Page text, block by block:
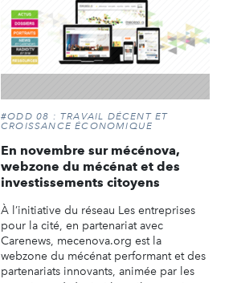
#ODD 08 : TRAVAIL DÉCENT ET
CROISSANCE ÉCONOMIQUE
En novembre sur mécénova,
webzone du mécénat et des
investissements citoyens
À l’initiative du réseau Les entreprises
pour la cité, en partenariat avec
Carenews, mecenova.org est la
webzone du mécénat performant et des
partenariats innovants, animée par les